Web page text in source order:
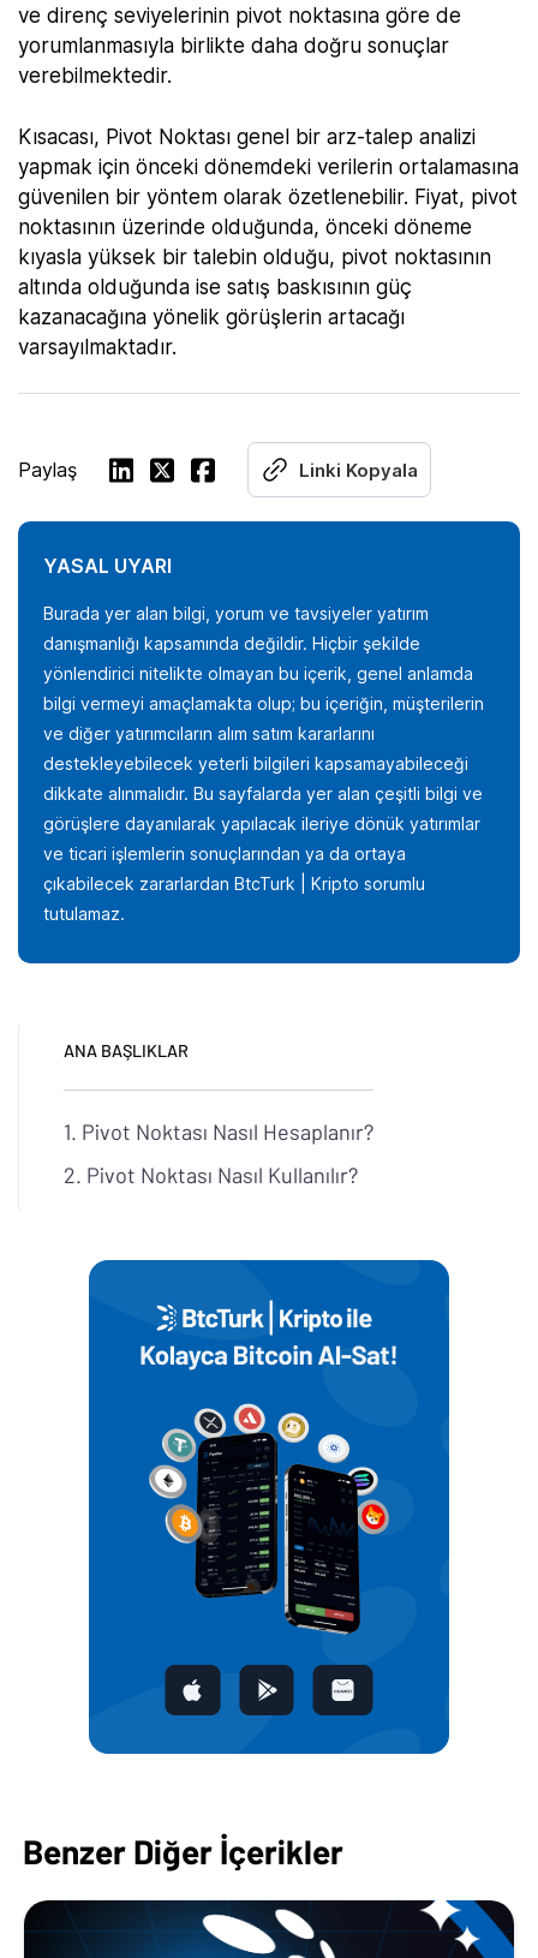
ve direnç seviyelerinin pivot noktasına göre de
yorumlanmasıyla birlikte daha doğru sonuçlar
verebilmektedir.
Kısacası, Pivot Noktası genel bir arz-talep analizi
yapmak için önceki dönemdeki verilerin ortalamasına
güvenilen bir yöntem olarak özetlenebilir. Fiyat, pivot
noktasının üzerinde olduğunda, önceki döneme
kıyasla yüksek bir talebin olduğu, pivot noktasının
altında olduğunda ise satış baskısının güç
kazanacağına yönelik görüşlerin artacağı
varsayılmaktadır.
Paylaş Linki Kopyala
YASAL UYARI
Burada yer alan bilgi, yorum ve tavsiyeler yatırım
danışmanlığı kapsamında değildir. Hiçbir şekilde
yönlendirici nitelikte olmayan bu içerik, genel anlamda
bilgi vermeyi amaçlamakta olup; bu içeriğin, müşterilerin
ve diğer yatırımcıların alım satım kararlarını
destekleyebilecek yeterli bilgileri kapsamayabileceği
dikkate alınmalıdır. Bu sayfalarda yer alan çeşitli bilgi ve
görüşlere dayanılarak yapılacak ileriye dönük yatırımlar
ve ticari işlemlerin sonuçlarından ya da ortaya
çıkabilecek zararlardan BtcTurk | Kripto sorumlu
tutulamaz.
ANA BAŞLIKLAR
Pivot Noktası Nasıl Hesaplanır?
Pivot Noktası Nasıl Kullanılır?
Benzer Diğer İçerikler